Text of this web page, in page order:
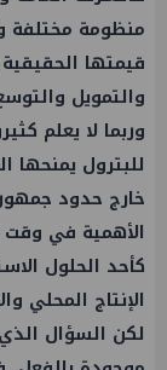
منظومة مختلفة
قيمتها الحقيقية
والتمويل
وربما لا يعلم
للبترول يمنحها
خارج حدود
الأهمية في وقت
كأحد الحلول
الإنتاج المحلي
لكن السؤال